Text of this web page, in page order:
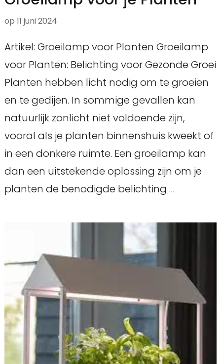
op 11 juni 2024
Artikel: Groeilamp voor Planten Groeilamp
voor Planten: Belichting voor Gezonde Groei
Planten hebben licht nodig om te groeien
en te gedijen. In sommige gevallen kan
natuurlijk zonlicht niet voldoende zijn,
vooral als je planten binnenshuis kweekt of
in een donkere ruimte. Een groeilamp kan
dan een uitstekende oplossing zijn om je
planten de benodigde belichting …